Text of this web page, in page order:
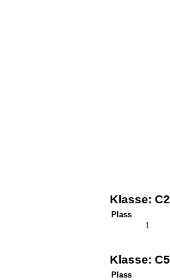
Klasse: C2
Plass
1.
Klasse: C5
Plass